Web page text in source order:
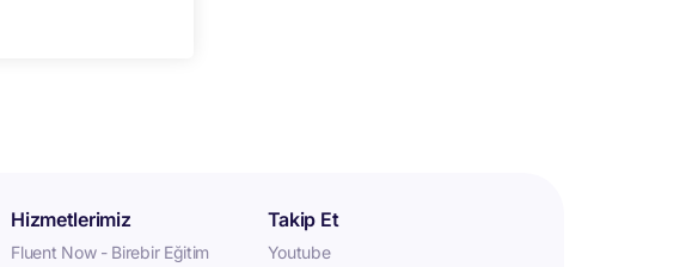
Hizmetlerimiz
Fluent Now - Birebir Eğitim
Takip Et
Youtube